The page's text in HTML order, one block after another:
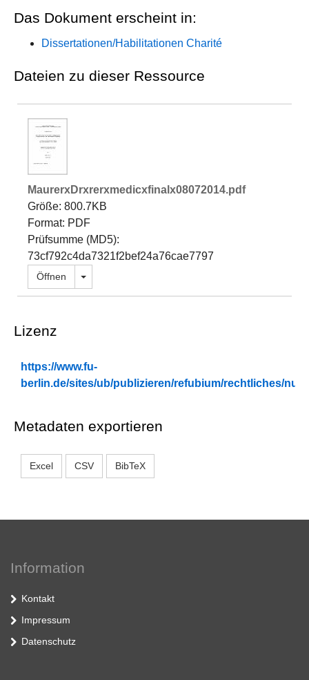
Das Dokument erscheint in:
Dissertationen/Habilitationen Charité
Dateien zu dieser Ressource
MaurerxDrxrerxmedicxfinalx08072014.pdf
Größe: 800.7KB
Format: PDF
Prüfsumme (MD5):
73cf792c4da7321f2bef24a76cae7797
Öffnen Dropdown öffnen
Lizenz
https://www.fu-
berlin.de/sites/ub/publizieren/refubium/rechtliches/
Metadaten exportieren
Excel CSV BibTeX
Information
Kontakt
Impressum
Datenschutz